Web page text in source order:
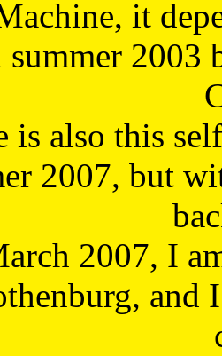
it
summer 2003
is also this
2007, but
2007, I
and